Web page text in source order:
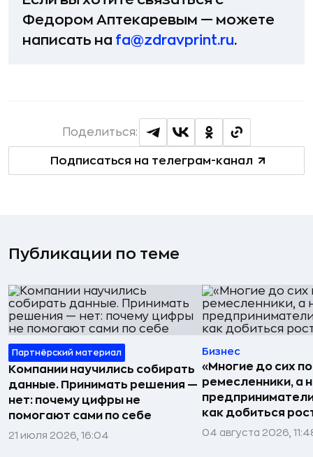
Федором Аптекаревым — можете
написать на fa@zdravprint.ru.
Подписаться на телеграм-канал
Поделиться:
Публикации по теме
Партнёрский материал
Компании научились собирать
данные. Принимать решения —
нет: почему цифры не
помогают сами по себе
21 июля 2026, 16:04
Бизнес
«Многие до сих
ремесленники, а
как добиться
04 августа 2026,